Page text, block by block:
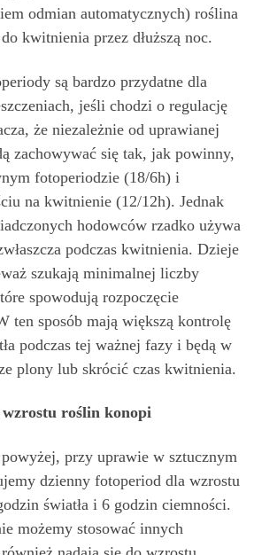
odmian automatycznych) roślina
kwitnienia przez dłuższą noc.
są bardzo przydatne dla
jeśli chodzi o regulację
że ​​niezależnie od uprawianej
zachowywać się tak, jak powinny,
fotoperiodzie (18/6h) i
na kwitnienie (12/12h). Jednak
hodowców rzadko używa
podczas kwitnienia. Dzieje
szukają minimalnej liczby
spowodują rozpoczęcie
ten sposób mają większą kontrolę
podczas tej ważnej fazy i będą w
plony lub skrócić czas kwitnienia.
roślin konopi
przy uprawie w sztucznym
dzienny fotoperiod dla wzrostu
światła i 6 godzin ciemności.
możemy stosować innych